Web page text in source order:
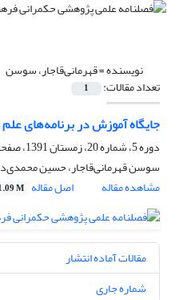
نویسنده =قهرمانی‌قاجار، سوسن
تعداد مقالات: 1
جایگاه آموزش در برنامه‌های
دوره 5، شماره 20، زمستان 1391، صفحه
سوسن قهرمانی‌قاجار، حسین
مشاهده مقاله
اصل مقاله M
مقالات آماده انتشار
شماره جاری